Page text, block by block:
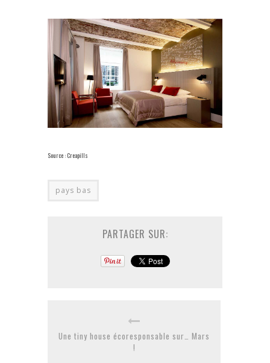
Source : Creapills
pays bas
PARTAGER SUR:
Une tiny house écoresponsable sur… Mars
!